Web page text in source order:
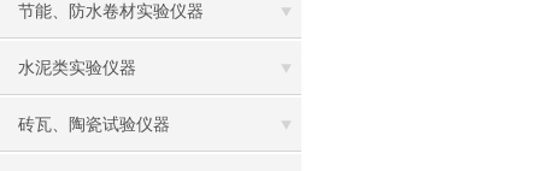
节能、防水卷材实验仪器
水泥类实验仪器
砖瓦、陶瓷试验仪器